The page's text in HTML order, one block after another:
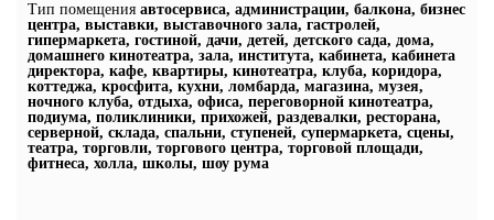
Тип помещения автосервиса, администрации, балкона, бизнес
центра, выставки, выставочного зала, гастролей,
гипермаркета, гостиной, дачи, детей, детского сада, дома,
домашнего кинотеатра, зала, института, кабинета, кабинета
директора, кафе, квартиры, кинотеатра, клуба, коридора,
коттеджа, кросфита, кухни, ломбарда, магазина, музея,
ночного клуба, отдыха, офиса, переговорной кинотеатра,
подиума, поликлиники, прихожей, раздевалки, ресторана,
серверной, склада, спальни, ступеней, супермаркета, сцены,
театра, торговли, торгового центра, торговой площади,
фитнеса, холла, школы, шоу рума